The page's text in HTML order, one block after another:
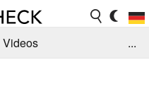
Videos
...